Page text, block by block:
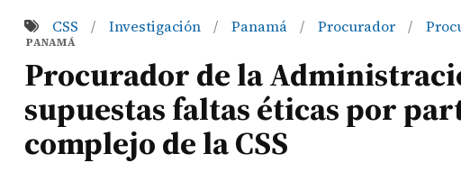
CSS / Investigación / Panamá / Procurador /
PANAMÁ
Procurador de la
supuestas faltas éticas por
complejo de la CSS